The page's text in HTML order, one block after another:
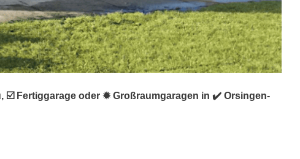
☑️ Fertiggarage oder ✹ Großraumgaragen in ✔️ Orsingen-